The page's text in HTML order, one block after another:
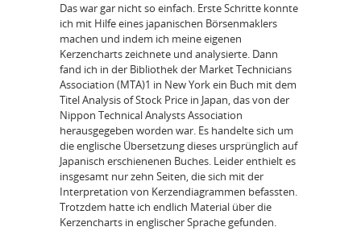
Das war gar nicht so einfach. Erste Schritte konnte
ich mit Hilfe eines japanischen Börsenmaklers
machen und indem ich meine eigenen
Kerzencharts zeichnete und analysierte. Dann
fand ich in der Bibliothek der Market Technicians
Association (MTA)1 in New York ein Buch mit dem
Titel Analysis of Stock Price in Japan, das von der
Nippon Technical Analysts Association
herausgegeben worden war. Es handelte sich um
die englische Übersetzung dieses ursprünglich auf
Japanisch erschienenen Buches. Leider enthielt es
insgesamt nur zehn Seiten, die sich mit der
Interpretation von Kerzendiagrammen befassten.
Trotzdem hatte ich endlich Material über die
Kerzencharts in englischer Sprache gefunden.